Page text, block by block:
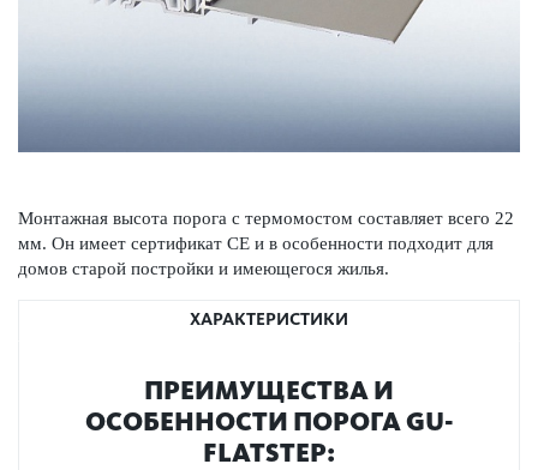
Монтажная высота порога с термомо­стом сос­тавляет всего 22
мм. Он имеет сертификат CE и в особенности подходит для
домов старой пост­ройки и имеющегося жилья.
ХАРАКТЕРИСТИКИ
ПРЕИМУЩЕСТВА И
ОСОБЕННОСТИ ПОРОГА GU-
FLATSTEP: